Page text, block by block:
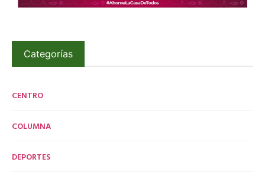
Categorías
CENTRO
COLUMNA
DEPORTES